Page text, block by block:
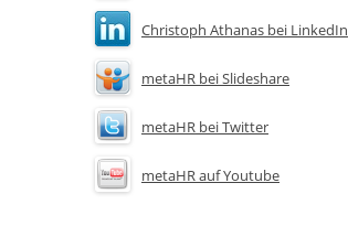
Christoph Athanas bei LinkedIn
metaHR bei Slideshare
metaHR bei Twitter
metaHR auf Youtube